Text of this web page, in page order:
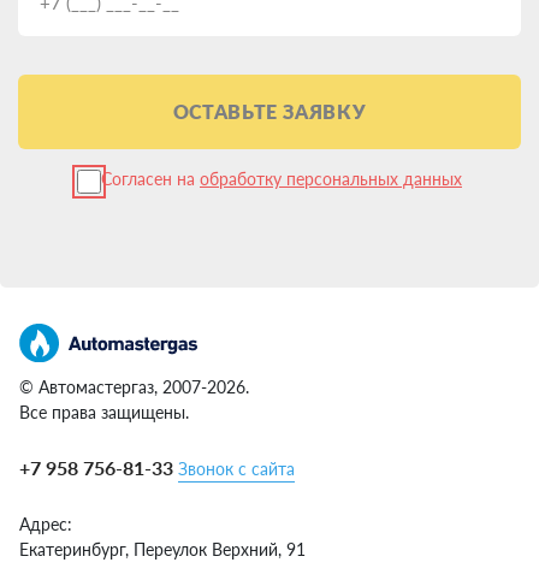
ОСТАВЬТЕ ЗАЯВКУ
Согласен на обработку персональных данных
© Автомастергаз, 2007-2026.
Все права защищены.
+7 958 756-81-33 Звонок с сайта
Адрес:
Екатеринбург, Переулок Верхний, 91